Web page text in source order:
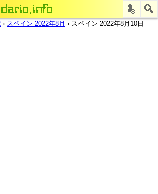
› スペイン 2022年8月 › スペイン 2022年8月10日